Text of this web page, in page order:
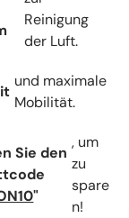
Reinigung
der Luft.
und maximale
Mobilität.
Sie den
"
, um
zu
spare
n!